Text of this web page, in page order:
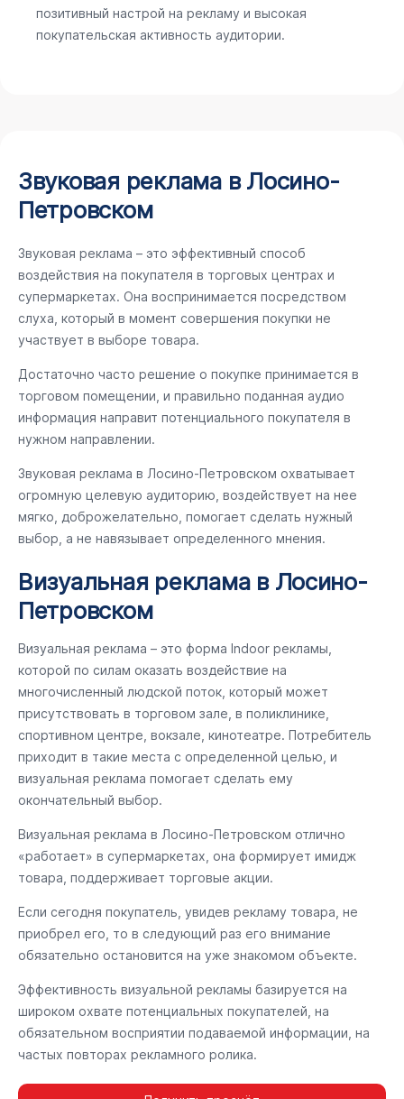
позитивный настрой на рекламу и высокая
покупательская активность аудитории.
Звуковая реклама в Лосино-
Петровском
Звуковая реклама – это эффективный способ
воздействия на покупателя в торговых центрах и
супермаркетах. Она воспринимается посредством
слуха, который в момент совершения покупки не
участвует в выборе товара.
Достаточно часто решение о покупке принимается в
торговом помещении, и правильно поданная аудио
информация направит потенциального покупателя в
нужном направлении.
Звуковая реклама в Лосино-Петровском охватывает
огромную целевую аудиторию, воздействует на нее
мягко, доброжелательно, помогает сделать нужный
выбор, а не навязывает определенного мнения.
Визуальная реклама в Лосино-
Петровском
Визуальная реклама – это форма Indoor рекламы,
которой по силам оказать воздействие на
многочисленный людской поток, который может
присутствовать в торговом зале, в поликлинике,
спортивном центре, вокзале, кинотеатре. Потребитель
приходит в такие места с определенной целью, и
визуальная реклама помогает сделать ему
окончательный выбор.
Визуальная реклама в Лосино-Петровском отлично
«работает» в супермаркетах, она формирует имидж
товара, поддерживает торговые акции.
Если сегодня покупатель, увидев рекламу товара, не
приобрел его, то в следующий раз его внимание
обязательно остановится на уже знакомом объекте.
Эффективность визуальной рекламы базируется на
широком охвате потенциальных покупателей, на
обязательном восприятии подаваемой информации, на
частых повторах рекламного ролика.